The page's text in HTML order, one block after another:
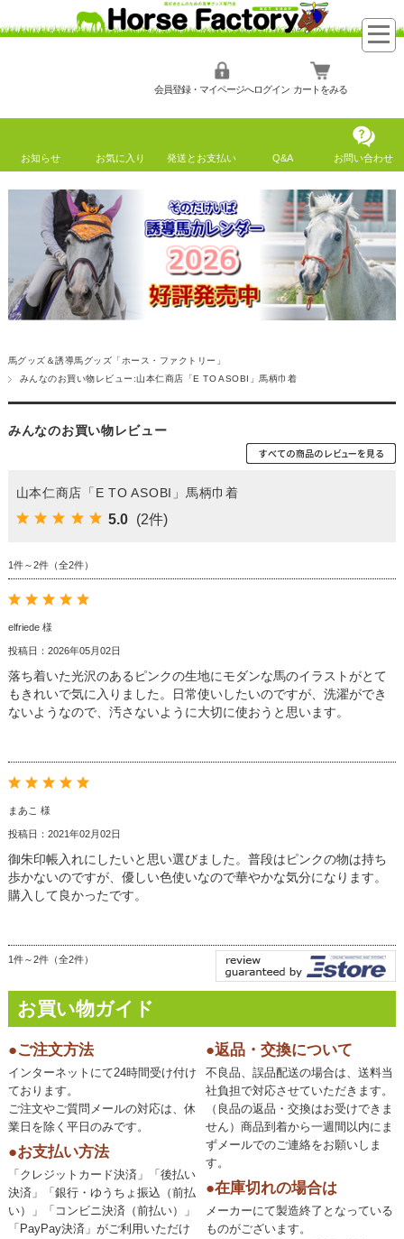
会員登録・マイページへログイン カートをみる
お知らせ お気に入り 発送とお支払い Q&A お問い合わせ
馬グッズ＆誘導馬グッズ「ホース・ファクトリー」
みんなのお買い物レビュー:山本仁商店「E TO ASOBI」馬柄巾着
みんなのお買い物レビュー
山本仁商店「E TO ASOBI」馬柄巾着
5.0 (2件)
1件～2件（全2件）
elfriede 様
投稿日：2026年05月02日
落ち着いた光沢のあるピンクの生地にモダンな馬のイラストがとて
もきれいで気に入りました。日常使いしたいのですが、洗濯ができ
ないようなので、汚さないように大切に使おうと思います。
まあこ 様
投稿日：2021年02月02日
御朱印帳入れにしたいと思い選びました。普段はピンクの物は持ち
歩かないのですが、優しい色使いなので華やかな気分になります。
購入して良かったです。
1件～2件（全2件）
お買い物ガイド
●ご注文方法
インターネットにて24時間受け付け
ております。
ご注文やご質問メールの対応は、休
業日を除く平日のみです。
●お支払い方法
「クレジットカード決済」「後払い
決済」「銀行・ゆうちょ振込（前払
い）」「コンビニ決済（前払い）」
「PayPay決済」がご利用いただけ
●返品・交換について
不良品、誤品配送の場合は、送料当
社負担で対応させていただきます。
（良品の返品・交換はお受けできま
せん）商品到着から一週間以内にま
ずメールでのご連絡をお願いしま
す。
●在庫切れの場合は
メーカーにて製造終了となっている
ものがございます。